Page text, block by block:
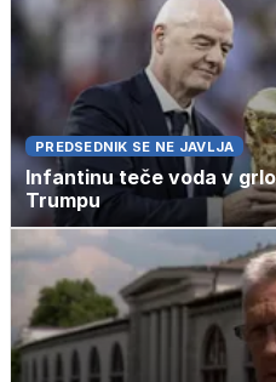
PREDSEDNIK SE NE JAVLJA
Infantinu teče voda v
Trumpu